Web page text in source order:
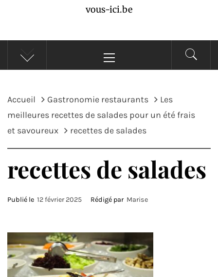
vous-ici.be
principal
Accueil Gastronomie restaurants
Les
meilleures recettes de salades pour un été frais
et savoureux
recettes de salades
recettes de salades
Publié le 12 février 2025 Rédigé par Marise